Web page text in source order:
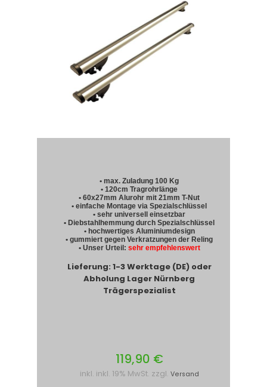
• max. Zuladung 100 Kg
• 120cm Tragrohrlänge
• 60x27mm Alurohr mit 21mm T-Nut
• einfache Montage via Spezialschlüssel
• sehr universell einsetzbar
• Diebstahlhemmung durch Spezialschlüssel
• hochwertiges Aluminiumdesign
• gummiert gegen Verkratzungen der Reling
• Unser Urteil: sehr empfehlenswert
Lieferung: 1-3 Werktage (DE) oder
Abholung Lager Nürnberg
Trägerspezialist
119,90 €
inkl. inkl. 19% MwSt. zzgl. Versand